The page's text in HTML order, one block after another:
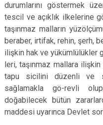
Buldan
Çal
Çameli
durumlarını göstermek
tescil ve açıklık ilkelerine
taşınmaz malların
beraber, irtifak, rehin, şerh,
ilişkin hak ve yükümlülükler
leri, taşınmaz mallara
tapu sicilini düzenli ve
sağlamakla gö-revli
doğabilecek bütün
maddesi uyarınca Devlet